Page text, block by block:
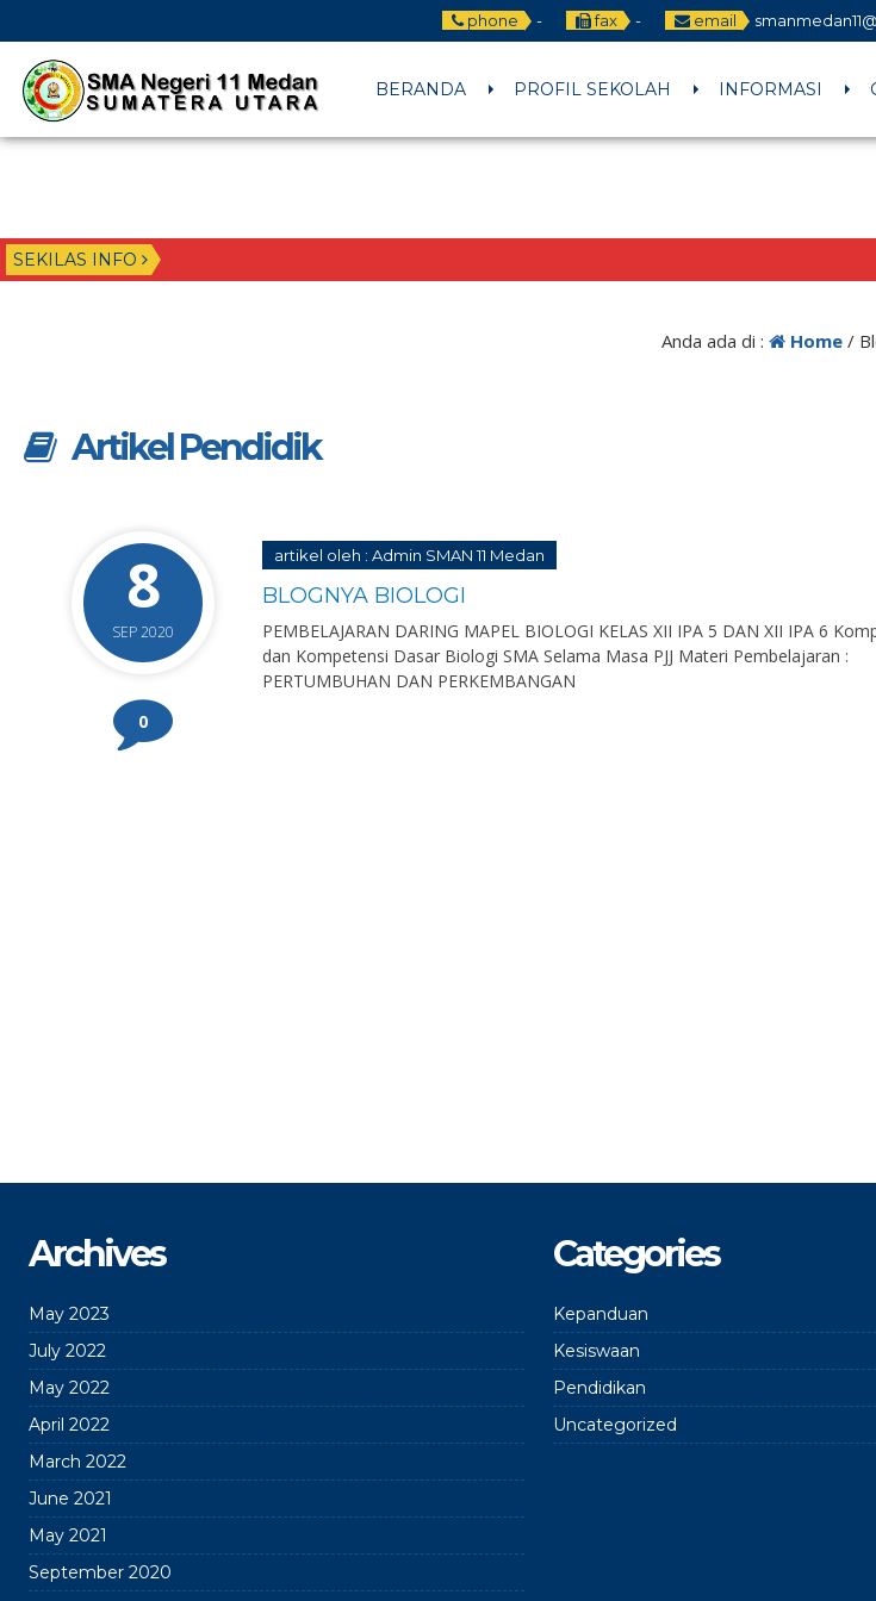
phone - fax - email
BERANDA PROFIL SEKOLAH INFORMASI
SEKILAS INFO
Anda ada di : Home /
Artikel Pendidik
8
SEP 2020
0
artikel oleh : Admin SMAN 11 Medan
BLOGNYA BIOLOGI
PEMBELAJARAN DARING MAPEL BIOLOGI KELAS XII IPA 5 DAN XII IPA 6
dan Kompetensi Dasar Biologi SMA Selama Masa PJJ Materi Pembelajaran :
PERTUMBUHAN DAN PERKEMBANGAN
Archives
May 2023
July 2022
May 2022
April 2022
March 2022
June 2021
May 2021
September 2020
Categories
Kepanduan
Kesiswaan
Pendidikan
Uncategorized